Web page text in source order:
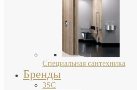
Специальная сантехника
Бренды
3SC